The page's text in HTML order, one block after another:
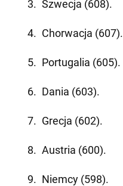
Szwecja (608).
Chorwacja (607).
Portugalia (605).
Dania (603).
Grecja (602).
Austria (600).
Niemcy (598).